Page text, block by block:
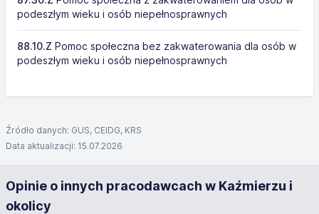
podeszłym wieku i osób niepełnosprawnych
88.10.Z Pomoc społeczna bez zakwaterowania dla osób w
podeszłym wieku i osób niepełnosprawnych
Źródło danych: GUS, CEIDG, KRS
Data aktualizacji: 15.07.2026
Opinie o innych pracodawcach w Kaźmierzu i
okolicy